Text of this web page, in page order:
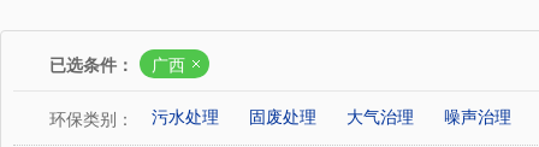
已选条件： 广西
环保类别： 污水处理 固废处理 大气治理 噪声治理